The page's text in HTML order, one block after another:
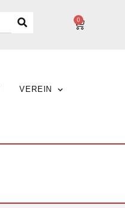
0
VEREIN